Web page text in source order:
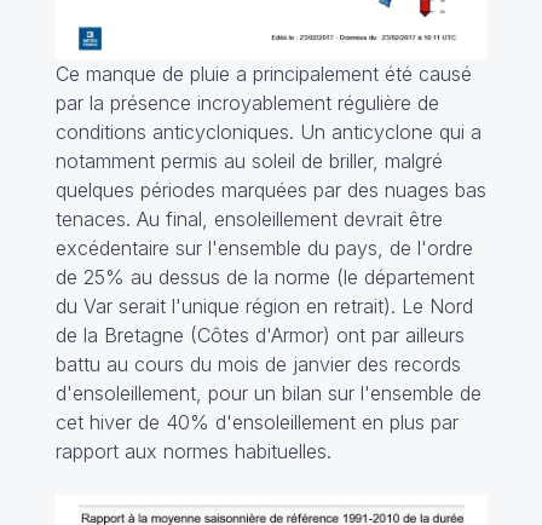
Ce manque de pluie a principalement été causé
par la présence incroyablement régulière de
conditions anticycloniques. Un anticyclone qui a
notamment permis au soleil de briller, malgré
quelques périodes marquées par des nuages bas
tenaces. Au final, ensoleillement devrait être
excédentaire sur l'ensemble du pays, de l'ordre
de 25% au dessus de la norme (le département
du Var serait l'unique région en retrait). Le Nord
de la Bretagne (Côtes d'Armor) ont par ailleurs
battu au cours du mois de janvier des records
d'ensoleillement, pour un bilan sur l'ensemble de
cet hiver de 40% d'ensoleillement en plus par
rapport aux normes habituelles.